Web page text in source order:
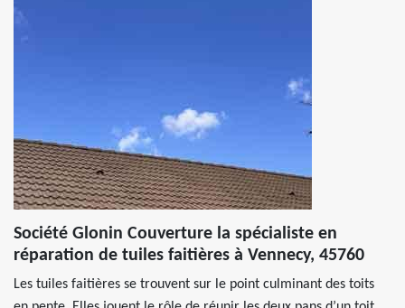
Société Glonin Couverture la spécialiste en
réparation de tuiles faitières à Vennecy, 45760
Les tuiles faitières se trouvent sur le point culminant des toits